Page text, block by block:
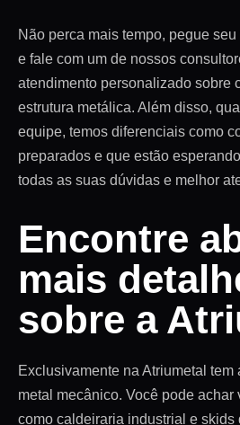
Não perca mais tempo, pegue
e fale com um de nossos
atendimento personalizado sobre
estrutura metálica. Além disso,
equipe, temos diferenciais como
preparados e que estão
todas as suas dúvidas e melhor
Encontre
mais
sobre a
Exclusivamente na Atriumetal
metal mecânico. Você pode
como caldeiraria industrial e skids